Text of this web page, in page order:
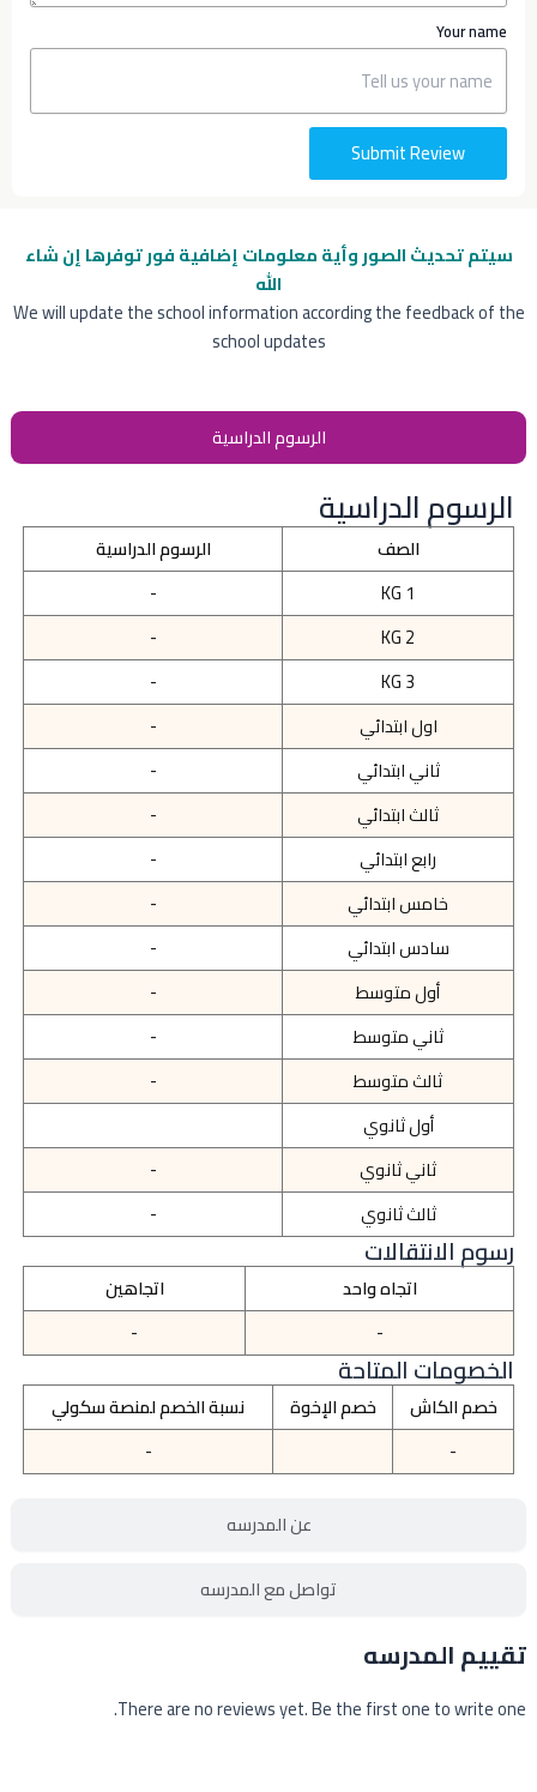
سيتم تحديث الصور وأية معلومات إضافيةفور توفرها إن شاء
الله
We will update the school information according the feedback of the
school updates
الرسوم الدراسية
عن المدرسه
تواصل مع المدرسه
الرسوم الدراسية
الصف
الرسوم الدراسية
KG 1
-
KG 2
-
KG 3
-
اول ابتدائي
-
ثاني ابتدائي
-
ثالث ابتدائي
-
رابع ابتدائي
-
خامس ابتدائي
-
سادس ابتدائي
-
أول متوسط
-
ثاني متوسط
-
ثالث متوسط
-
أول ثانوي
ثاني ثانوي
-
ثالث ثانوي
-
رسوم الانتقالات
اتجاه واحد
اتجاهين
-
-
الخصومات المتاحة
خصم الكاش خصم الإخوة
نسبة الخصم لمنصة سكولي
-
-
تقييم المدرسه
There are no reviews yet. Be the first one to write one.
Your name
Submit Review